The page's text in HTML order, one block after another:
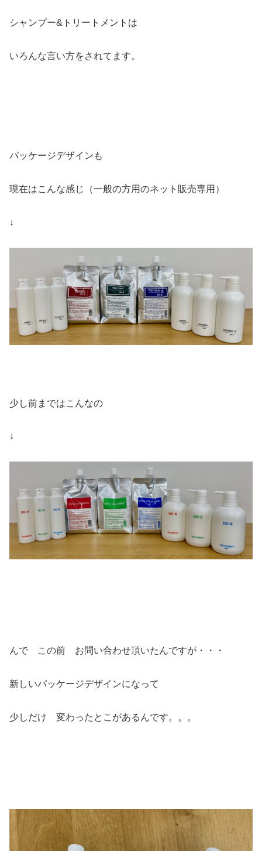
シャンプー&トリートメントは
いろんな言い方をされてます。
パッケージデザインも
現在はこんな感じ（一般の方用のネット販売専用）
↓
少し前まではこんなの
↓
んで この前 お問い合わせ頂いたんですが・・・
新しいパッケージデザインになって
少しだけ 変わったとこがあるんです。。。